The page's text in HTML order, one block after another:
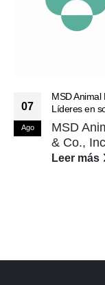
07
Ago
MSD Animal
Líderes en
MSD
& Co.,
Leer más